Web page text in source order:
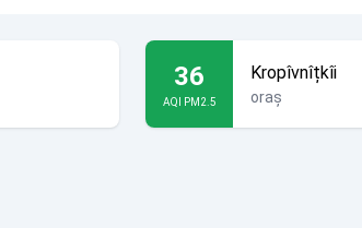
36
AQI PM2.5
Kropîvnîțkîi
oraș